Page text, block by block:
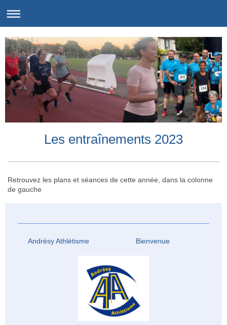
Les entraînements 2023
Retrouvez les plans et séances de cette année, dans la colonne
de gauche
Andrésy Athlétisme Bienvenue